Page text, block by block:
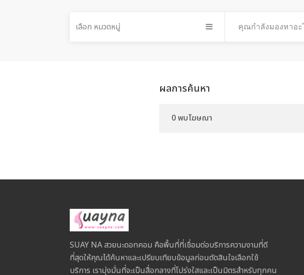
เลือก หมวดหมู่
ผลการค้นหา
0 พบโฆษณา
SUAY NA สวยนะดอทคอม คือพื้นที่ที่เชื่อมต่อบริการความงามที่ดี
ที่สุดให้คุณได้ค้นหาและเปรียบเทียบข้อมูลก่อนตัดสินใจเลือกใช้
บริการ เรามุ่งมั่นที่จะเป็นสื่อกลางที่โปร่งใสและเป็นมิตรสำหรับทุกคน